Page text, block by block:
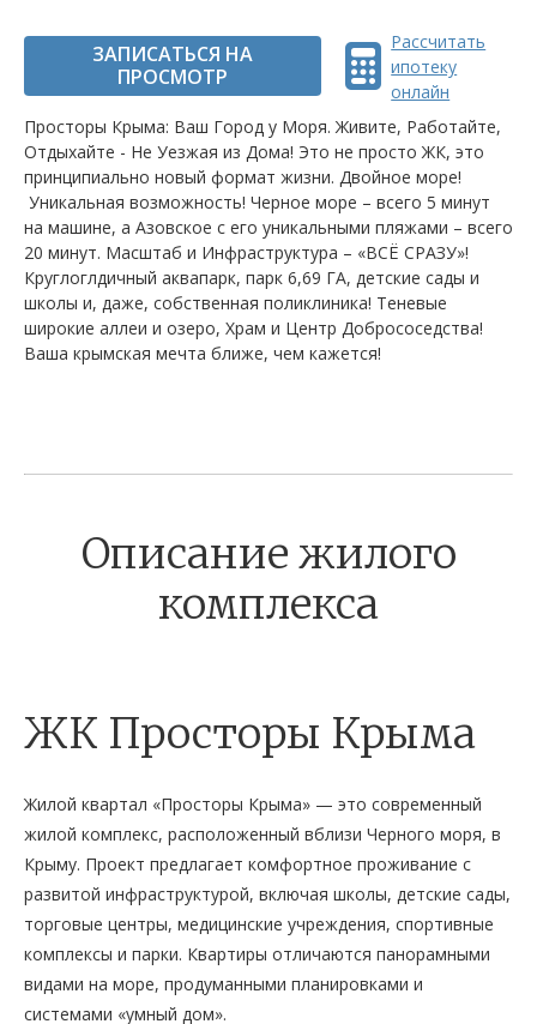
ЗАПИСАТЬСЯ НА
ПРОСМОТР
Рассчитать
ипотеку
онлайн
Просторы Крыма: Ваш Город у Моря. Живите, Работайте,
Отдыхайте - Не Уезжая из Дома! Это не просто ЖК, это
принципиально новый формат жизни. Двойное море!
Уникальная возможность! Черное море – всего 5 минут
на машине, а Азовское с его уникальными пляжами – всего
20 минут. Масштаб и Инфраструктура – «ВСЁ СРАЗУ»!
Круглоглдичный аквапарк, парк 6,69 ГА, детские сады и
школы и, даже, собственная поликлиника! Теневые
широкие аллеи и озеро, Храм и Центр Добрососедства!
Ваша крымская мечта ближе, чем кажется!
Описание жилого
комплекса
ЖК Просторы Крыма
Жилой квартал «Просторы Крыма» — это современный
жилой комплекс, расположенный вблизи Черного моря, в
Крыму. Проект предлагает комфортное проживание с
развитой инфраструктурой, включая школы, детские сады,
торговые центры, медицинские учреждения, спортивные
комплексы и парки. Квартиры отличаются панорамными
видами на море, продуманными планировками и
системами «умный дом».